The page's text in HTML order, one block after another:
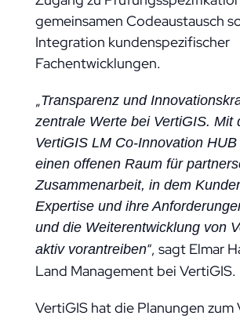
gemeinsamen Codeaustausch
Integration kundenspezifischer
Fachentwicklungen.
„Transparenz und
zentrale Werte bei VertiGIS. Mit
VertiGIS LM Co-Innovation
einen offenen Raum für
Zusammenarbeit, in dem
Expertise und ihre
und die Weiterentwicklung von
aktiv vorantreiben“, sagt Elmar
Land Management bei VertiGIS.
VertiGIS hat die Planungen zum